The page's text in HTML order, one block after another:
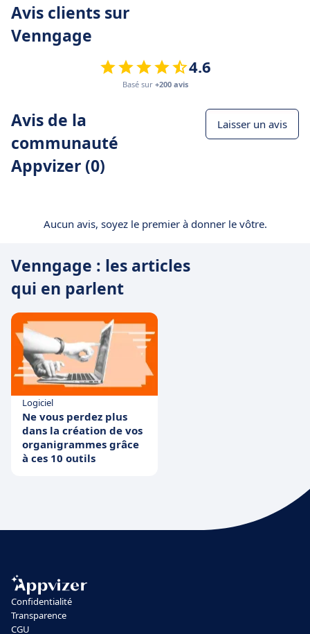
Avis clients sur
Venngage
4.6
Basé sur +200 avis
Avis de la
communauté
Appvizer (0)
Laisser un avis
Aucun avis, soyez le premier à donner le vôtre.
Venngage : les articles
qui en parlent
Logiciel
Ne vous perdez plus
dans la création de vos
organigrammes grâce
à ces 10 outils
Confidentialité
Transparence
CGU